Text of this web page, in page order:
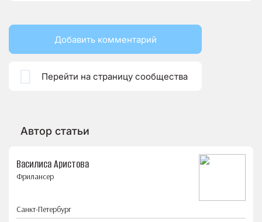
Добавить комментарий
Перейти на страницу сообщества
Автор статьи
Василиса Аристова
Фрилансер
Санкт-Петербург